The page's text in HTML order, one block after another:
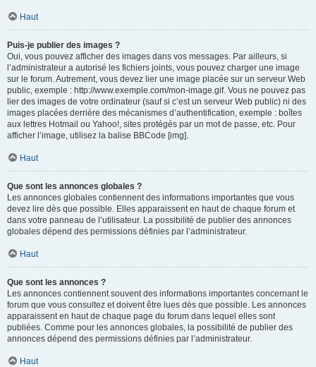
Haut
Puis-je publier des images ?
Oui, vous pouvez afficher des images dans vos messages. Par ailleurs, si
l’administrateur a autorisé les fichiers joints, vous pouvez charger une image
sur le forum. Autrement, vous devez lier une image placée sur un serveur Web
public, exemple : http://www.exemple.com/mon-image.gif. Vous ne pouvez pas
lier des images de votre ordinateur (sauf si c’est un serveur Web public) ni des
images placées derrière des mécanismes d’authentification, exemple : boîtes
aux lettres Hotmail ou Yahoo!, sites protégés par un mot de passe, etc. Pour
afficher l’image, utilisez la balise BBCode [img].
Haut
Que sont les annonces globales ?
Les annonces globales contiennent des informations importantes que vous
devez lire dès que possible. Elles apparaissent en haut de chaque forum et
dans votre panneau de l’utilisateur. La possibilité de publier des annonces
globales dépend des permissions définies par l’administrateur.
Haut
Que sont les annonces ?
Les annonces contiennent souvent des informations importantes concernant le
forum que vous consultez et doivent être lues dès que possible. Les annonces
apparaissent en haut de chaque page du forum dans lequel elles sont
publiées. Comme pour les annonces globales, la possibilité de publier des
annonces dépend des permissions définies par l’administrateur.
Haut